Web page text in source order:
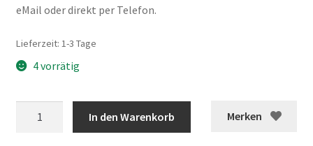
eMail oder direkt per Telefon.
Lieferzeit: 1-3 Tage
4 vorrätig
Merken
In den Warenkorb